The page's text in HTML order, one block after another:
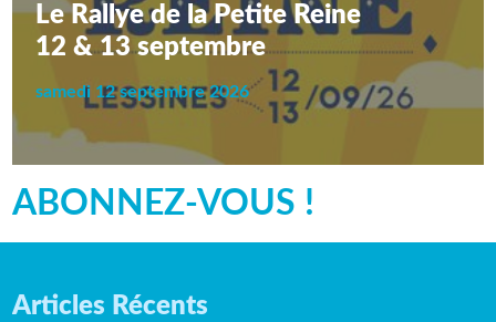
Le Rallye de la Petite Reine
12 & 13 septembre
samedi 12 septembre 2026
ABONNEZ-VOUS !
Articles Récents